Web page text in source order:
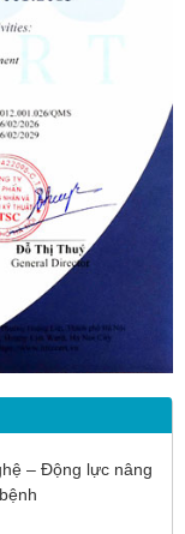
– Động lực nâng